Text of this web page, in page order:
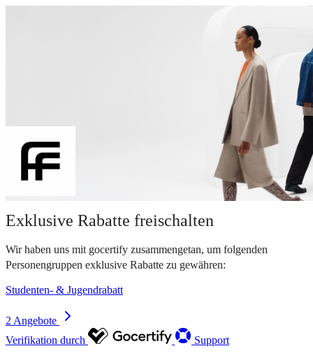
Exklusive Rabatte freischalten
Wir haben uns mit gocertify zusammengetan, um folgenden
Personengruppen exklusive Rabatte zu gewähren:
Studenten- & Jugendrabatt
2 Angebote
Verifikation durch
Support